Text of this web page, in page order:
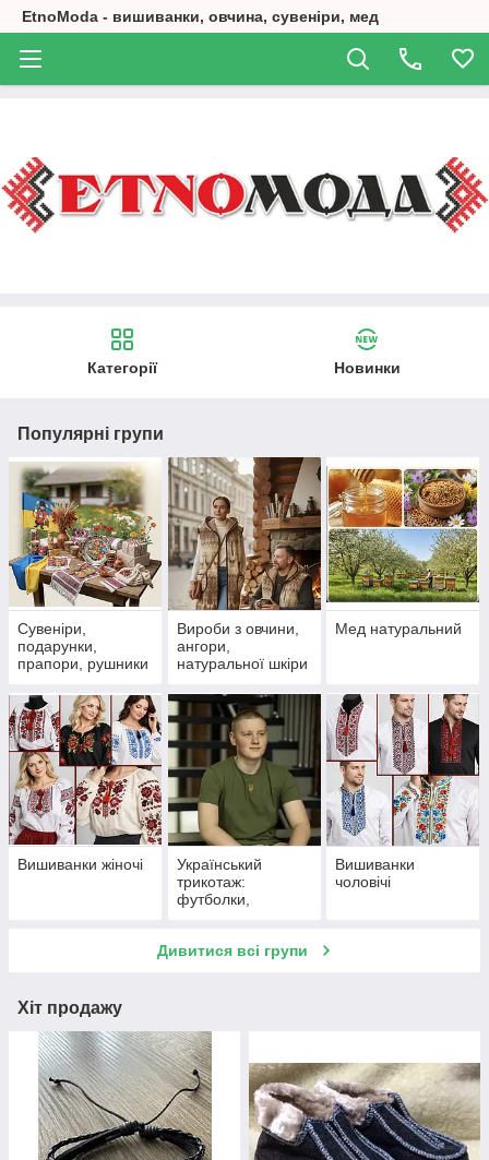
EtnoModa - вишиванки, овчина, сувеніри, мед
Категорії Новинки
Популярні групи
Сувеніри,
подарунки,
прапори, рушники
Вироби з овчини,
ангори,
натуральної шкіри
Мед натуральний
Вишиванки жіночі
Український
трикотаж:
футболки,
Вишиванки
чоловічі
Дивитися всі групи
Хіт продажу